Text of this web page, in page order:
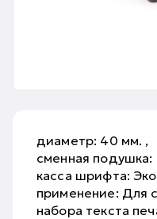
диаметр: 40 мм. ,
сменная подушка:
касса шрифта:
применение: Для
набора текста